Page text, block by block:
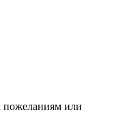
пожеланиям или